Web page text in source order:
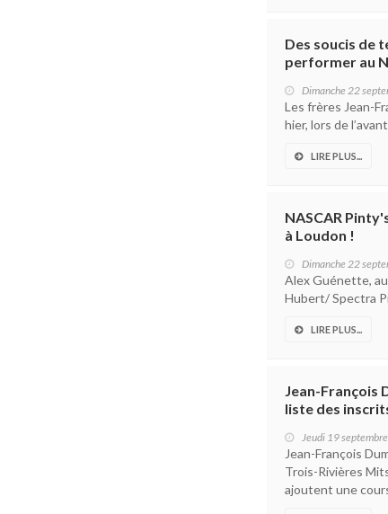
Des soucis de
performer au
Dimanche 22
Les frères Jean-
hier, lors de
LIRE PLUS...
NASCAR
à Loudon !
Dimanche 22
Alex Guénette,
Hubert/ Spectra
LIRE PLUS...
Jean-François
liste des
Jeudi 19
Jean-François
Trois-Rivières
ajoutent une